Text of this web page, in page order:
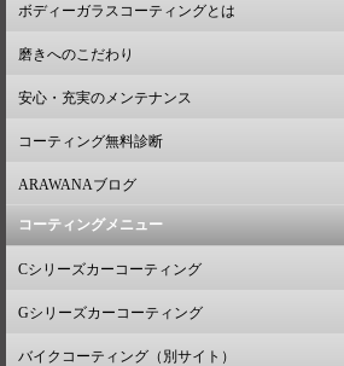
ボディーガラスコーティングとは
磨きへのこだわり
安心・充実のメンテナンス
コーティング無料診断
ARAWANAブログ
コーティングメニュー
Cシリーズカーコーティング
Gシリーズカーコーティング
バイクコーティング（別サイト）